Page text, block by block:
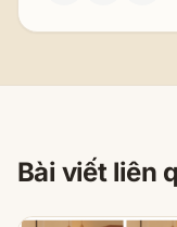
Bài viết liên